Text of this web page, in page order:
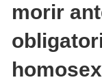
morir